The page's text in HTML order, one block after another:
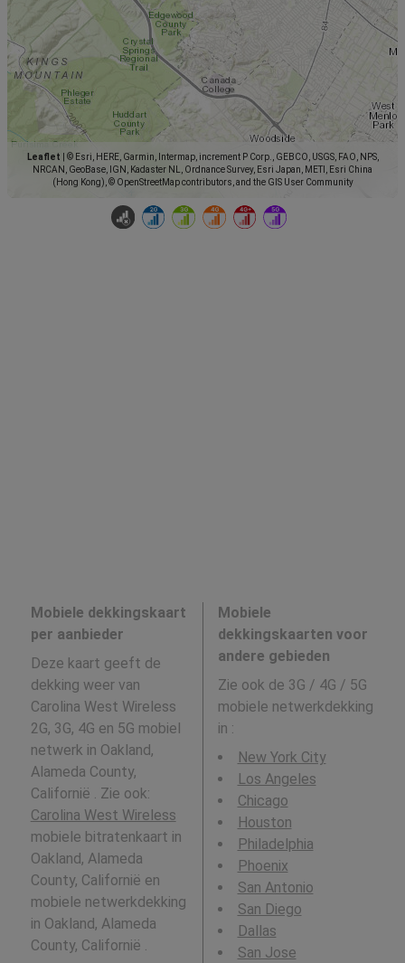
Leaflet
© Esri, HERE, Garmin, Intermap, increment P Corp., GEBCO, USGS, FAO, NPS,
NRCAN, GeoBase, IGN, Kadaster NL, Ordnance Survey, Esri Japan, METI, Esri China
(Hong Kong), © OpenStreetMap contributors, and the GIS User Community
Mobiele dekkingskaart
per aanbieder
Deze kaart geeft de
dekking weer van
Carolina West Wireless
2G, 3G, 4G en 5G mobiel
netwerk in Oakland,
Alameda County,
Californië . Zie ook:
Carolina West Wireless
mobiele bitratenkaart in
Oakland, Alameda
County, Californië en
mobiele netwerkdekking
in Oakland, Alameda
County, Californië .
Mobiele
dekkingskaarten voor
andere gebieden
Zie ook de 3G / 4G / 5G
mobiele netwerkdekking
in :
New York City
Los Angeles
Chicago
Houston
Philadelphia
Phoenix
San Antonio
San Diego
Dallas
San Jose